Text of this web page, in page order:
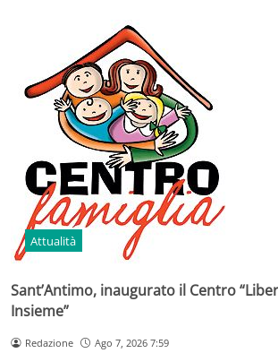
Attualità
Sant’Antimo, inaugurato il Centro
Insieme”
Redazione Ago 7, 2026 7:59